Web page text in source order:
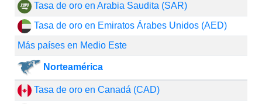
Tasa de oro en Arabia Saudita (SAR)
Tasa de oro en Emiratos Árabes Unidos (AED)
Más países en Medio Este
Norteamérica
Tasa de oro en Canadá (CAD)